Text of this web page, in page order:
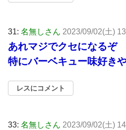
31: 名無しさん 2023/09/02(土)
あれマジでクセになるぞ
特にバーベキュー味好き
レスにコメント
33: 名無しさん 2023/09/02(土)